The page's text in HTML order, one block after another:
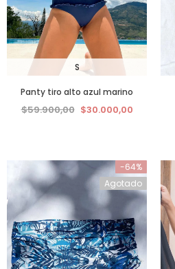
S
Panty tiro alto azul marino
$59.900,00 $30.000,00
-64%
Agotado